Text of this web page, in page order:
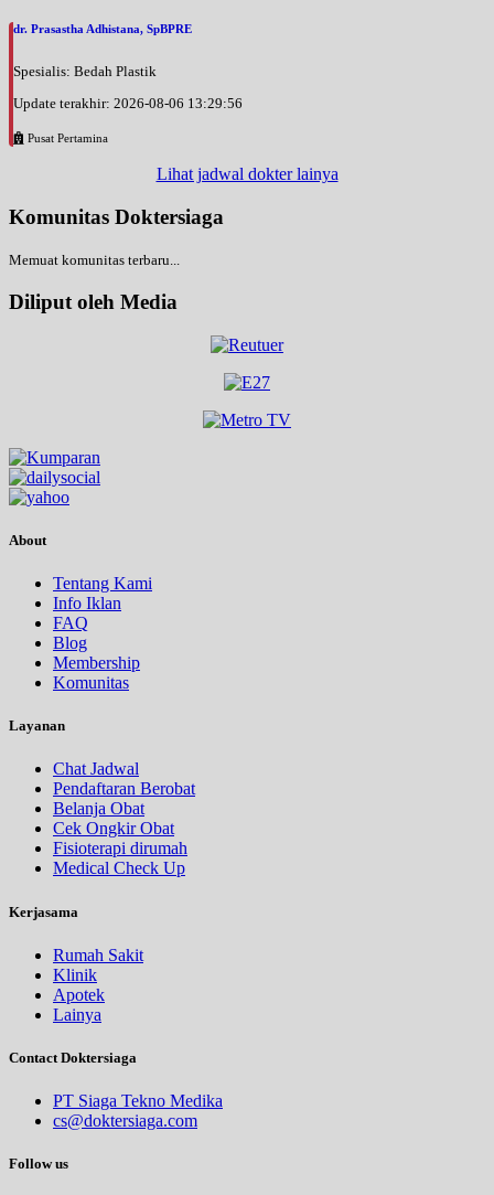
dr. Prasastha Adhistana, SpBPRE
Spesialis: Bedah Plastik
Update terakhir: 2026-08-06 13:29:56
Pusat Pertamina
Lihat jadwal dokter lainya
Komunitas Doktersiaga
Memuat komunitas terbaru...
Diliput oleh Media
About
Tentang Kami
Info Iklan
FAQ
Blog
Membership
Komunitas
Layanan
Chat Jadwal
Pendaftaran Berobat
Belanja Obat
Cek Ongkir Obat
Fisioterapi dirumah
Medical Check Up
Kerjasama
Rumah Sakit
Klinik
Apotek
Lainya
Contact Doktersiaga
PT Siaga Tekno Medika
cs@doktersiaga.com
Follow us